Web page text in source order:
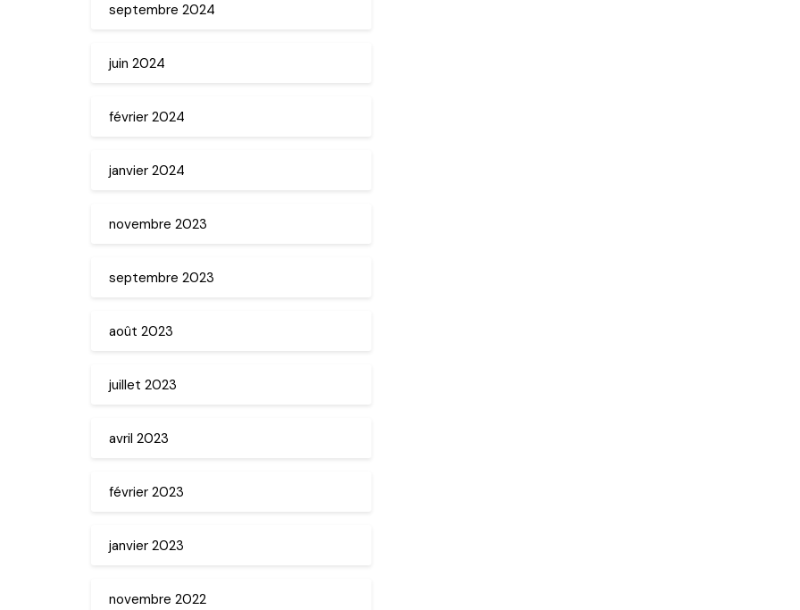
septembre 2024
juin 2024
février 2024
janvier 2024
novembre 2023
septembre 2023
août 2023
juillet 2023
avril 2023
février 2023
janvier 2023
novembre 2022